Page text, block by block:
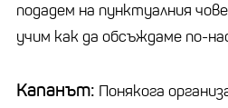
подадем на пунктуалния
учим как да обсъждаме по-
Капанът: Понякога